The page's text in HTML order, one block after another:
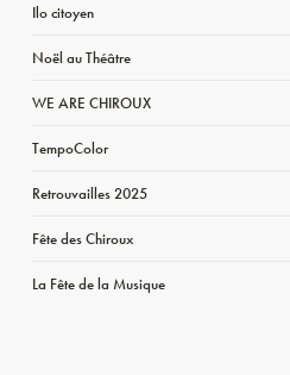
Ilo citoyen
Noël au Théâtre
WE ARE CHIROUX
TempoColor
Retrouvailles 2025
Fête des Chiroux
La Fête de la Musique